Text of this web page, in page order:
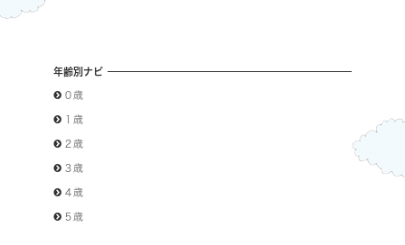
年齢別ナビ
０歳
１歳
２歳
３歳
４歳
５歳